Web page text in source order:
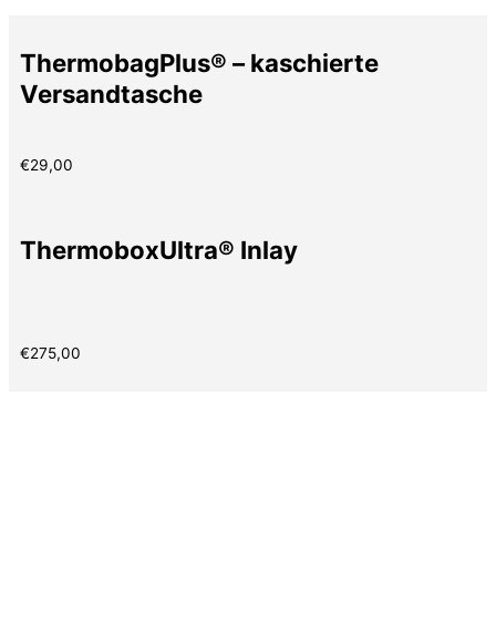
ThermobagPlus® – kaschierte
Versandtasche
€29,00
ThermoboxUltra® Inlay
€275,00